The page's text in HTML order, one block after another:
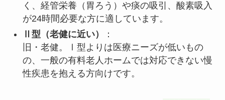
く、経管栄養（胃ろう）や痰の吸引、酸素吸入
が24時間必要な方に適しています。
Ⅱ型（老健に近い）
：
旧・老健。Ⅰ型よりは医療ニーズが低いもの
の、一般の有料老人ホームでは対応できない慢
性疾患を抱える方向けです。